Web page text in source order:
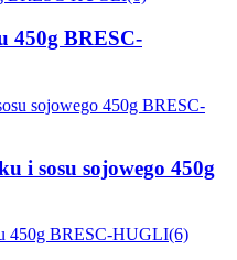
450g BRESC-
i sosu sojowego 450g